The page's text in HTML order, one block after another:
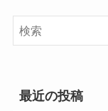
最近の投稿